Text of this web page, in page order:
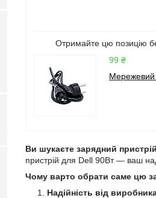
Отримайте цю позицію
99 ₴
Мережевий
Ви шукаєте зарядний
пристрій для Dell 90Вт — ваш
Чому варто обрати саме цю
Надійність від